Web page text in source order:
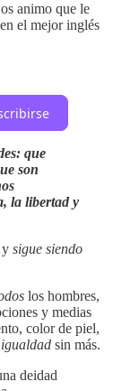
animo que le
el mejor inglés
que
son
la libertad y
y sigue siendo
los hombres,
y medias
color de piel,
igualdad sin más.
deidad